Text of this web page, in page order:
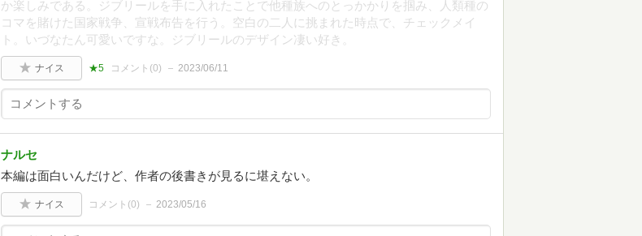
か楽しみである。ジブリールを手に入れたことで他種族へのとっかかりを掴み、人類種の
コマを賭けた国家戦争、宣戦布告を行う。空白の二人に挑まれた時点で、チェックメイ
ト。いづなたん可愛いですな。ジブリールのデザイン凄い好き。
ナイス ★5 コメント(0) 2023/06/11
ナルセ
本編は面白いんだけど、作者の後書きが見るに堪えない。
ナイス コメント(0) 2023/05/16